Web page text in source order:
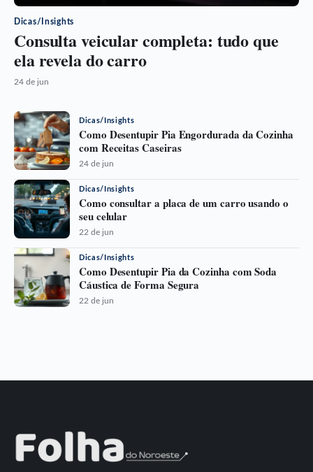
Dicas/Insights
Consulta veicular completa: tudo que
ela revela do carro
24 de jun
Dicas/Insights
Como Desentupir Pia Engordurada da Cozinha
com Receitas Caseiras
24 de jun
Dicas/Insights
Como consultar a placa de um carro usando o
seu celular
22 de jun
Dicas/Insights
Como Desentupir Pia da Cozinha com Soda
Cáustica de Forma Segura
22 de jun